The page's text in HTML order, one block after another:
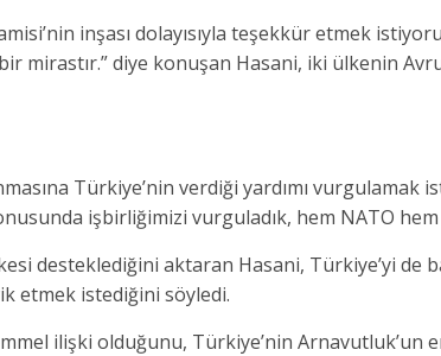
inşası dolayısıyla teşekkür etmek
mirastır.” diye konuşan Hasani, iki ülkenin
Türkiye’nin verdiği yardımı
işbirliğimizi vurguladık, hem NATO
desteklediğini aktaran Hasani, Türkiye’yi
etmek istediğini söyledi.
ilişki olduğunu, Türkiye’nin